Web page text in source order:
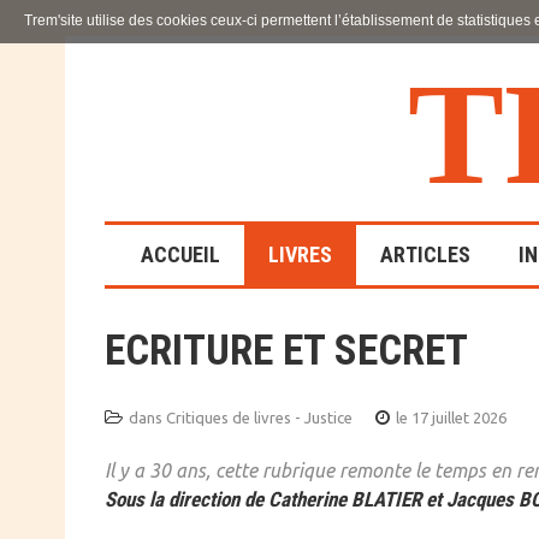
T
ACCUEIL LIVRES
LA FAMILLE
ÉDUCATIVE
ARTICLES
ECRITURE ET SECRET
dans Critiques de livres - Justice le 17 juillet 2026
Il y a 30 ans, cette rubrique remonte le temps en
Sous la direction de Catherine BLATIER et Jacques
Trem'site utilise des cookies ceux-ci permettent l’établissement de statistiques